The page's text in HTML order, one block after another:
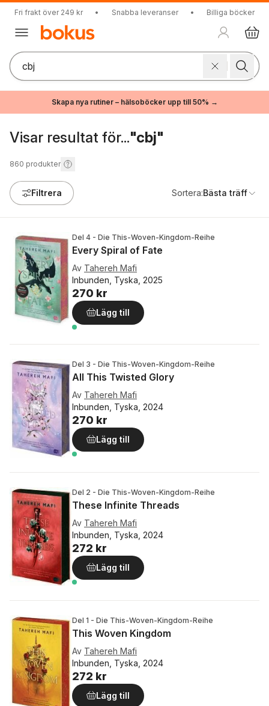
Fri frakt över 249 kr • Snabba leveranser • Billiga böcker
Skapa nya rutiner – hälsoböcker upp till 50% →
Visar resultat för..."cbj"
860 produkter
Filtrera Sortera:Bästa träff
Del 4 - Die This-Woven-Kingdom-Reihe
Every Spiral of Fate
Av Tahereh Mafi
Inbunden, Tyska, 2025
270 kr
Lägg till
Del 3 - Die This-Woven-Kingdom-Reihe
All This Twisted Glory
Av Tahereh Mafi
Inbunden, Tyska, 2024
270 kr
Lägg till
Del 2 - Die This-Woven-Kingdom-Reihe
These Infinite Threads
Av Tahereh Mafi
Inbunden, Tyska, 2024
272 kr
Lägg till
Del 1 - Die This-Woven-Kingdom-Reihe
This Woven Kingdom
Av Tahereh Mafi
Inbunden, Tyska, 2024
272 kr
Lägg till